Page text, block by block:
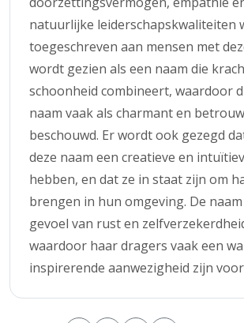
natuurlijke leiderschapskwaliteiten
toegeschreven aan mensen met
wordt gezien als een naam die
schoonheid combineert, waardoor
naam vaak als charmant en
beschouwd. Er wordt ook gezegd
deze naam een creatieve en
hebben, en dat ze in staat zijn om
brengen in hun omgeving. De
gevoel van rust en
waardoor haar dragers vaak een
inspirerende aanwezigheid zijn